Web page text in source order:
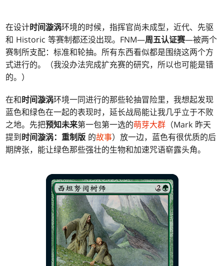
在设计时间漩涡环境的时候，指挥官尚未成型，近代、先驱
和 Historic 等赛制都还没出现。FNM—周五认证赛—被两个
赛制所支配：标准和轮抽。所有东西看似都是围绕这两个方
式进行的。（我没办法完成扩充赛的研究，所以也可能是错
的。）
在和时间漩涡环境一同进行的那些轮抽冒险里，我想起发现
蓝色和绿色在一起的表现时，延长战局能让我几乎立于不败
之地。先把预知未来第一包第一选的萌芽大群 （Mark 昨天
提到时间漩涡：重制版 的故事）放一边，蓝色有很优质的后
期牌张，能让绿色那些强壮的生物和加速咒语崭露头角。